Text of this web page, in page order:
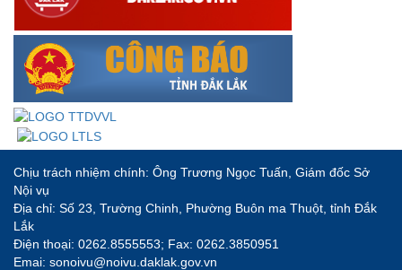
Chịu trách nhiệm chính: Ông Trương Ngọc Tuấn, Giám đốc Sở
Nội vụ
Địa chỉ: Số 23, Trường Chinh, Phường Buôn ma Thuột, tỉnh Đắk
Lắk
Điện thoại: 0262.8555553; Fax: 0262.3850951
Emai: sonoivu@noivu.daklak.gov.vn